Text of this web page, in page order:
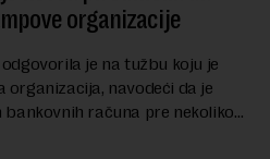
organizacije
je na tužbu koju je
organizacija, navodeći da je
računa pre nekoliko